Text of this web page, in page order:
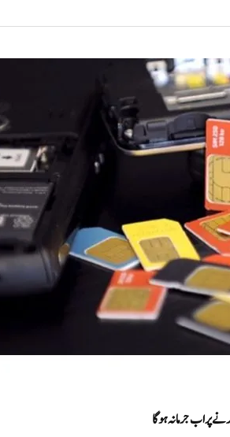
پراب جرمانہ ہوگا